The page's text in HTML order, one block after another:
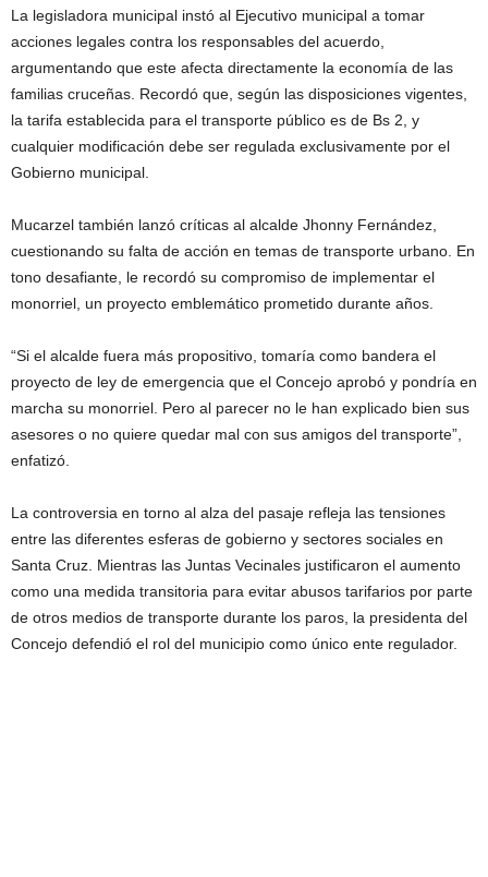
La legisladora municipal instó al Ejecutivo municipal a tomar
acciones legales contra los responsables del acuerdo,
argumentando que este afecta directamente la economía de las
familias cruceñas. Recordó que, según las disposiciones vigentes,
la tarifa establecida para el transporte público es de Bs 2, y
cualquier modificación debe ser regulada exclusivamente por el
Gobierno municipal.
Mucarzel también lanzó críticas al alcalde Jhonny Fernández,
cuestionando su falta de acción en temas de transporte urbano. En
tono desafiante, le recordó su compromiso de implementar el
monorriel, un proyecto emblemático prometido durante años.
“Si el alcalde fuera más propositivo, tomaría como bandera el
proyecto de ley de emergencia que el Concejo aprobó y pondría en
marcha su monorriel. Pero al parecer no le han explicado bien sus
asesores o no quiere quedar mal con sus amigos del transporte”,
enfatizó.
La controversia en torno al alza del pasaje refleja las tensiones
entre las diferentes esferas de gobierno y sectores sociales en
Santa Cruz. Mientras las Juntas Vecinales justificaron el aumento
como una medida transitoria para evitar abusos tarifarios por parte
de otros medios de transporte durante los paros, la presidenta del
Concejo defendió el rol del municipio como único ente regulador.